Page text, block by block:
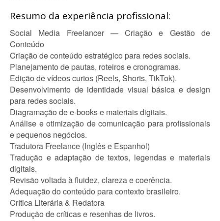
Resumo da experiência profissional:
Social Media Freelancer — Criação e Gestão de
Conteúdo
Criação de conteúdo estratégico para redes sociais.
Planejamento de pautas, roteiros e cronogramas.
Edição de vídeos curtos (Reels, Shorts, TikTok).
Desenvolvimento de identidade visual básica e design
para redes sociais.
Diagramação de e-books e materiais digitais.
Análise e otimização de comunicação para profissionais
e pequenos negócios.
Tradutora Freelance (Inglês e Espanhol)
Tradução e adaptação de textos, legendas e materiais
digitais.
Revisão voltada à fluidez, clareza e coerência.
Adequação do conteúdo para contexto brasileiro.
Crítica Literária & Redatora
Produção de críticas e resenhas de livros.